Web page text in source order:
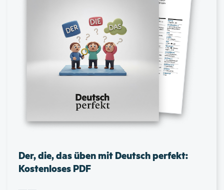
Der, die, das üben mit Deutsch perfekt:
Kostenloses PDF